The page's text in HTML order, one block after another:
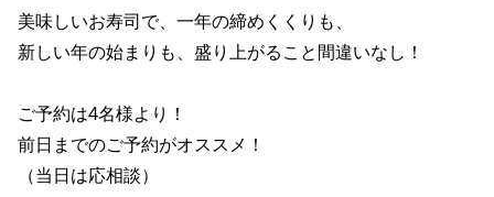
や台や
海老どて食堂
華花
IRライブラリ
IRライブラリトップ
決算説明資料
有価証券報告書等法定開示資料
IRカレンダー
株価情報
株主優待
リンク集
美味しいお寿司で、一年の締めくくりも、
新しい年の始まりも、盛り上がること間違いなし！
ご予約は4名様より！
前日までのご予約がオススメ！
（当日は応相談）